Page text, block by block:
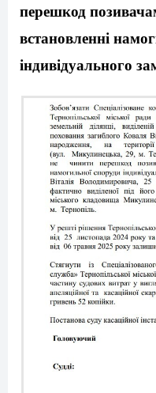
перешкод
встановленні
індивідуального